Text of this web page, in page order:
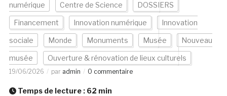
numérique Centre de Science DOSSIERS
Financement Innovation numérique Innovation
sociale Monde Monuments Musée Nouveau
musée Ouverture & rénovation de lieux culturels
19/06/2026 par admin 0 commentaire
Temps de lecture : 62 min